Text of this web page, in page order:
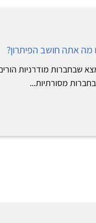
מה אתה חושב הפיתרון?
שבחברות מודרניות
בחברות מסורתיות...